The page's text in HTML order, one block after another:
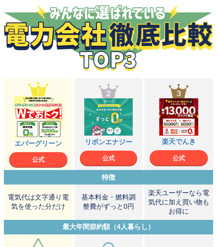
特徴
最大年間節約額（4人暮らし）
エバーグリーン
公式
電気代は文字通り電
気を使った分だけ
エバーグリーン
公式
エバーグリーン
公式
エバーグリーン
公式
エバーグリーン
公式
エバーグリーン
公式
エバーグリーン
公式
エバーグリーン
公式
エバーグリーン
公式
エバーグリーン
公式
リボンエナジー
公式
基本料金・燃料調
整費がずっと0円
リボンエナジー
公式
リボンエナジー
公式
リボンエナジー
公式
リボンエナジー
公式
リボンエナジー
公式
リボンエナジー
公式
リボンエナジー
公式
リボンエナジー
公式
リボンエナジー
公式
楽天でんき
公式
楽天ユーザーなら電
気代に加え買い物も
お得に
楽天でんき
公式
楽天でんき
公式
楽天でんき
公式
楽天でんき
公式
楽天でんき
公式
楽天でんき
公式
楽天でんき
公式
楽天でんき
公式
楽天でんき
公式